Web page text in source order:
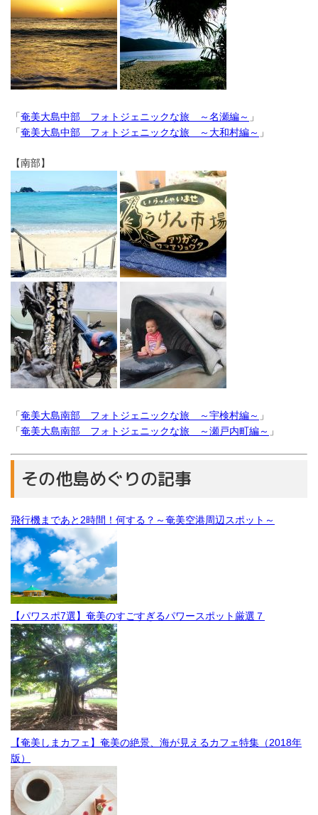
「奄美大島中部 フォトジェニックな旅 ～名瀬編～ 」
「奄美大島中部 フォトジェニックな旅 ～大和村編～ 」
【南部】
「奄美大島南部 フォトジェニックな旅 ～宇検村編～ 」
「奄美大島南部 フォトジェニックな旅 ～瀬戸内町編～ 」
その他島めぐりの記事
飛行機まであと2時間！何する？～奄美空港周辺スポット～
【パワスポ7選】奄美のすごすぎるパワースポット厳選７
【奄美しまカフェ】奄美の絶景、海が見えるカフェ特集（2018年
版）